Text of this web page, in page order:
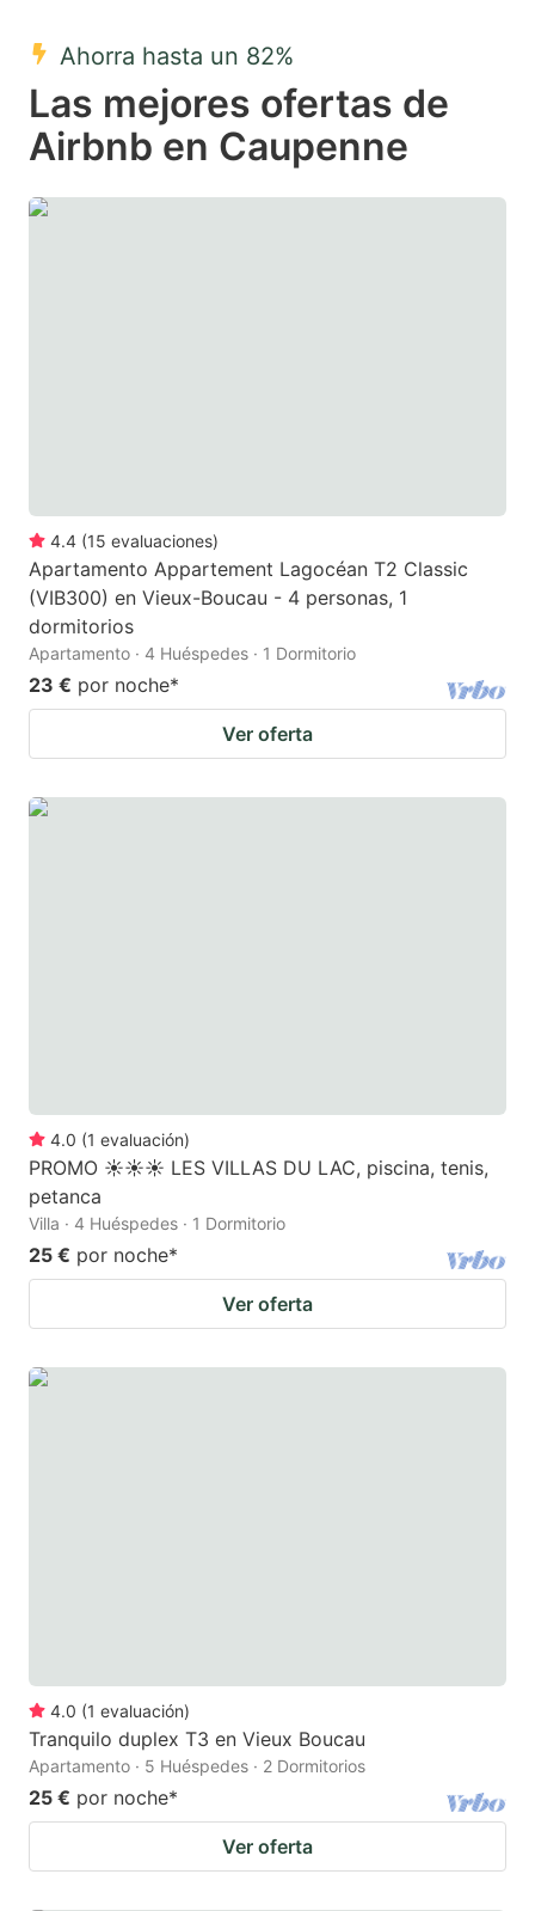
key
to
get
keyboard
to
get
the
keyboard
Ahorra hasta un 82%
Las mejores ofertas de
Airbnb en Caupenne
4.4 (15 evaluaciones)
Apartamento Appartement Lagocéan T2 Classic
(VIB300) en Vieux-Boucau - 4 personas, 1
dormitorios
Apartamento · 4 Huéspedes · 1 Dormitorio
23 € por noche*
Ver oferta
4.0 (1 evaluación)
PROMO ☀️☀️☀️ LES VILLAS DU LAC, piscina, tenis,
petanca
Villa · 4 Huéspedes · 1 Dormitorio
25 € por noche*
Ver oferta
4.0 (1 evaluación)
Tranquilo duplex T3 en Vieux Boucau
Apartamento · 5 Huéspedes · 2 Dormitorios
25 € por noche*
Ver oferta